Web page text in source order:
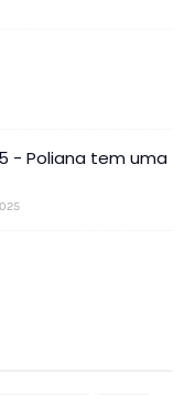
- Poliana tem uma